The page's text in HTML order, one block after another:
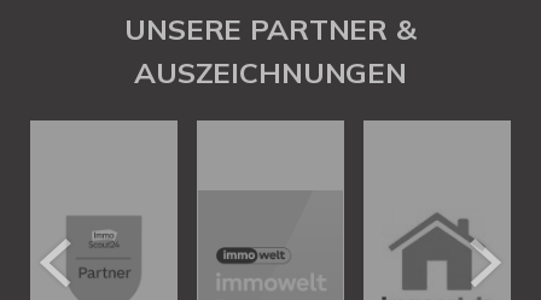
UNSERE PARTNER &
AUSZEICHNUNGEN